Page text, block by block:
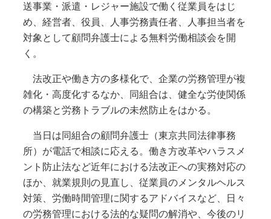
送事業・派遣・レジャー施設で働く従業員をはじ
め、経営者、役員、人事労務責任者、人事担当者を
対象として顧問弁護士による無料労働相談会を開
く。
法改正や働き方の多様化で、企業の労務管理が複
雑化・高度化するなか、同組合は、健全な労使関係
の構築と労務トラブルの未然防止をはかる。
当日は同組合の顧問弁護士（東京共同法律事務
所）が電話で相談に応える。働き方改革やハラスメ
ント防止法など近年における法改正への実務対応の
ほか、就業規則の見直し、従業員のメンタルヘルス
対策、労働時間管理に関するアドバイスなど、日々
の労務管理における法的な疑問の解消や、今後のリ